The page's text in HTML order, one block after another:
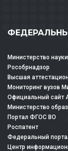
Министерство
Рособрнадзор
Высшая
Мониторинг вузов
Официальный сайт
Министерство
Портал ФГОС ВО
Роспатент
Федеральный
Центр